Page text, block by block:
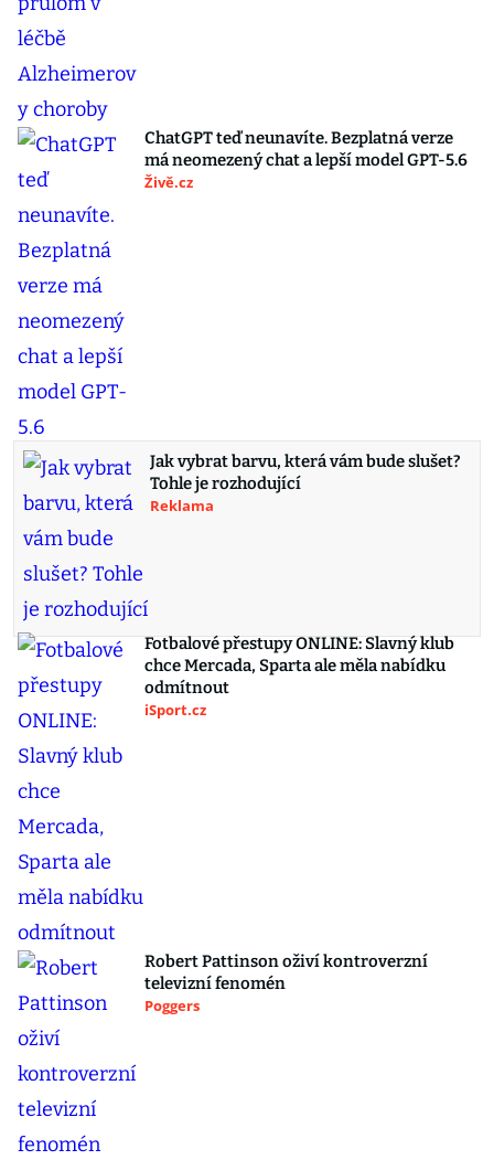
ChatGPT teď neunavíte. Bezplatná verze
má neomezený chat a lepší model GPT-5.6
Živě.cz
Jak vybrat barvu, která vám bude slušet?
Tohle je rozhodující
Reklama
Fotbalové přestupy ONLINE: Slavný klub
chce Mercada, Sparta ale měla nabídku
odmítnout
iSport.cz
Robert Pattinson oživí kontroverzní
televizní fenomén
Poggers